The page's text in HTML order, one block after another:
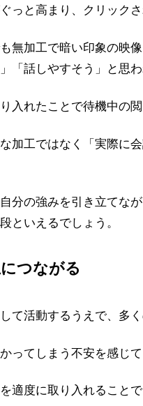
っと高まり、クリック
無加工で暗い印象の映
「話しやすそう」と思
入れたことで待機中の
加工ではなく「実際に
分の強みを引き立てな
といえるでしょう。
つながる
て活動するうえで、多
ってしまう不安を感じ
適度に取り入れること